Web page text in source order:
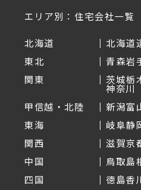
エリア別：住宅会社一覧
北海道 北海道
東北
青森岩
関東
茨城栃
神奈川
甲信越・北陸
新潟富
東海
岐阜静
関西
滋賀京
中国
鳥取島
四国
徳島香